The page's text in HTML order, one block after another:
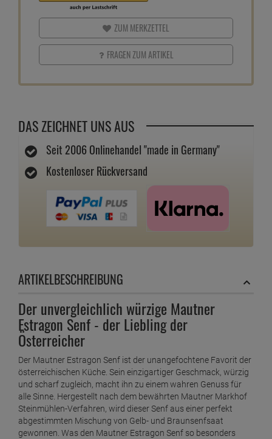
ZUM MERKZETTEL
FRAGEN ZUM ARTIKEL
DAS ZEICHNET UNS AUS
Seit 2006 Onlinehandel "made in Germany"
Kostenloser Rückversand
ARTIKELBESCHREIBUNG
Der unvergleichlich würzige Mautner
Estragon Senf - der Liebling der
Österreicher
Der Mautner Estragon Senf ist der unangefochtene Favorit der
österreichischen Küche. Sein einzigartiger Geschmack, würzig
und scharf zugleich, macht ihn zu einem wahren Genuss für
alle Sinne. Hergestellt nach dem bewährten Mautner Markhof
Steinmühlen-Verfahren, wird dieser Senf aus einer perfekt
abgestimmten Mischung von Gelb- und Braunsenfsaat
gewonnen. Was den Mautner Estragon Senf so besonders